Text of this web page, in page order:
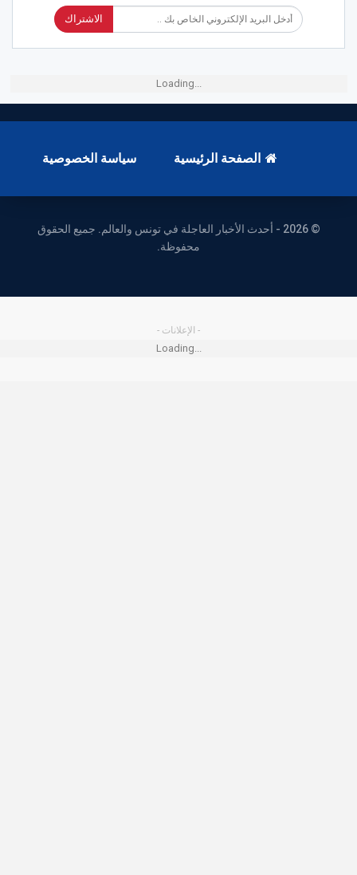
الاشتراك
Loading...
الصفحة الرئيسية سياسة الخصوصية
© 2026 - أحدث الأخبار العاجلة في تونس والعالم. جميع الحقوق
محفوظة.
- الإعلانات -
Loading...